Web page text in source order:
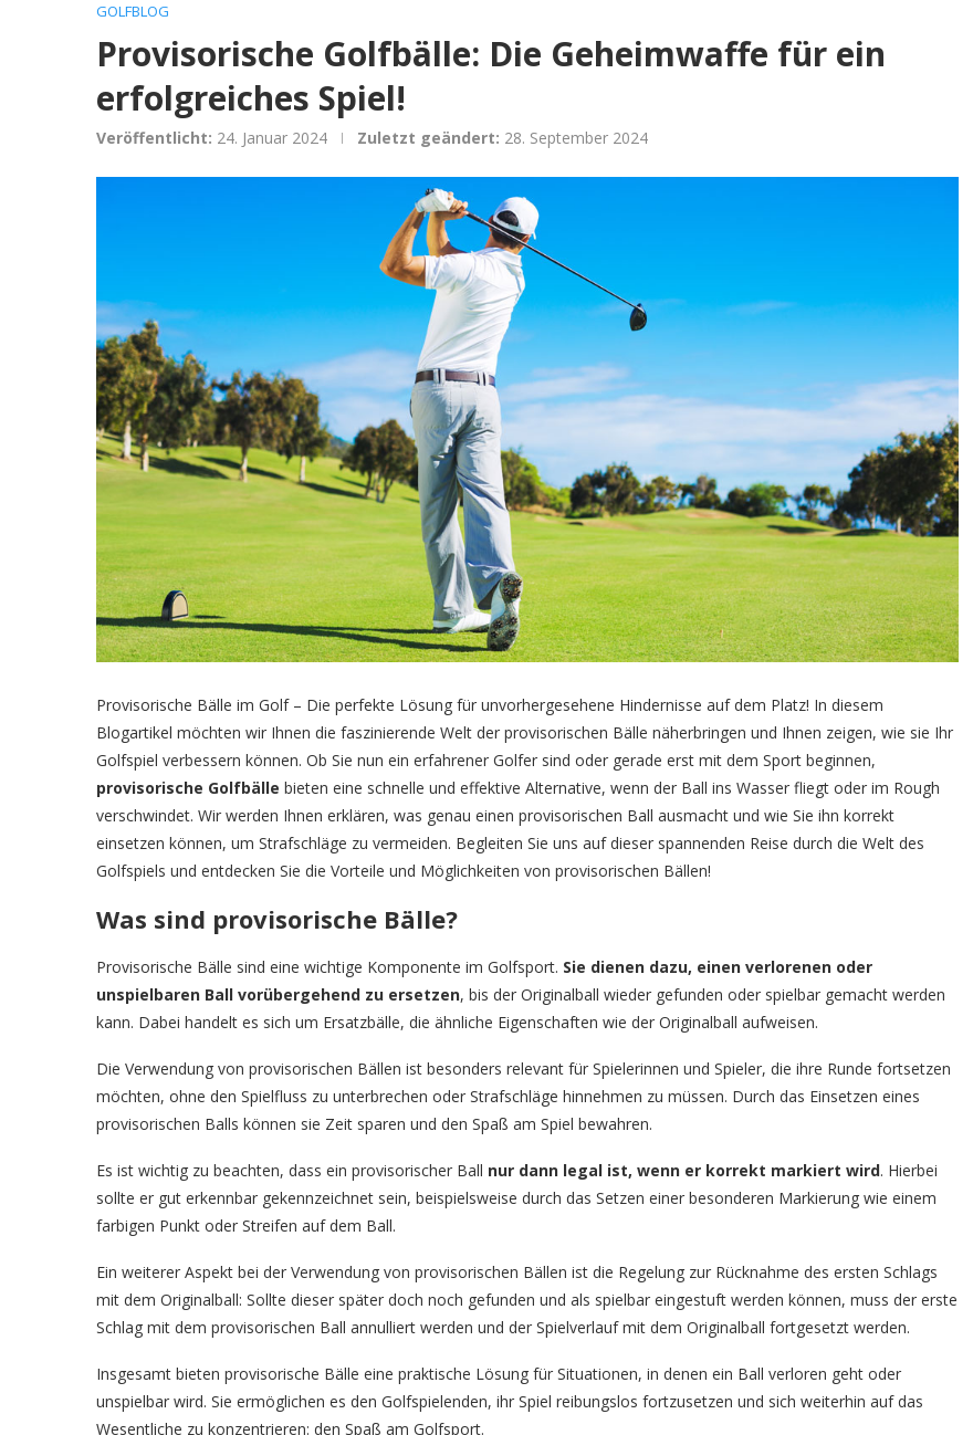
GOLFBLOG
Provisorische Golfbälle: Die Geheimwaffe für ein
erfolgreiches Spiel!
Veröffentlicht: 24. Januar 2024 Zuletzt geändert: 28. September 2024
Provisorische Bälle im Golf – Die perfekte Lösung für unvorhergesehene Hindernisse auf dem Platz! In diesem
Blogartikel möchten wir Ihnen die faszinierende Welt der provisorischen Bälle näherbringen und Ihnen zeigen, wie sie Ihr
Golfspiel verbessern können. Ob Sie nun ein erfahrener Golfer sind oder gerade erst mit dem Sport beginnen,
provisorische Golfbälle bieten eine schnelle und effektive Alternative, wenn der Ball ins Wasser fliegt oder im Rough
verschwindet. Wir werden Ihnen erklären, was genau einen provisorischen Ball ausmacht und wie Sie ihn korrekt
einsetzen können, um Strafschläge zu vermeiden. Begleiten Sie uns auf dieser spannenden Reise durch die Welt des
Golfspiels und entdecken Sie die Vorteile und Möglichkeiten von provisorischen Bällen!
Was sind provisorische Bälle?
Provisorische Bälle sind eine wichtige Komponente im Golfsport. Sie dienen dazu, einen verlorenen oder
unspielbaren Ball vorübergehend zu ersetzen, bis der Originalball wieder gefunden oder spielbar gemacht werden
kann. Dabei handelt es sich um Ersatzbälle, die ähnliche Eigenschaften wie der Originalball aufweisen.
Die Verwendung von provisorischen Bällen ist besonders relevant für Spielerinnen und Spieler, die ihre Runde fortsetzen
möchten, ohne den Spielfluss zu unterbrechen oder Strafschläge hinnehmen zu müssen. Durch das Einsetzen eines
provisorischen Balls können sie Zeit sparen und den Spaß am Spiel bewahren.
Es ist wichtig zu beachten, dass ein provisorischer Ball nur dann legal ist, wenn er korrekt markiert wird. Hierbei
sollte er gut erkennbar gekennzeichnet sein, beispielsweise durch das Setzen einer besonderen Markierung wie einem
farbigen Punkt oder Streifen auf dem Ball.
Ein weiterer Aspekt bei der Verwendung von provisorischen Bällen ist die Regelung zur Rücknahme des ersten Schlags
mit dem Originalball: Sollte dieser später doch noch gefunden und als spielbar eingestuft werden können, muss der erste
Schlag mit dem provisorischen Ball annulliert werden und der Spielverlauf mit dem Originalball fortgesetzt werden.
Insgesamt bieten provisorische Bälle eine praktische Lösung für Situationen, in denen ein Ball verloren geht oder
unspielbar wird. Sie ermöglichen es den Golfspielenden, ihr Spiel reibungslos fortzusetzen und sich weiterhin auf das
Wesentliche zu konzentrieren: den Spaß am Golfsport.